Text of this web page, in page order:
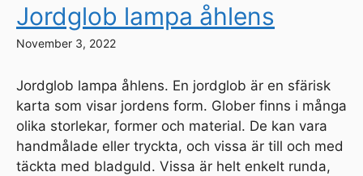
Jordglob lampa åhlens
November 3, 2022
Jordglob lampa åhlens. En jordglob är en sfärisk
karta som visar jordens form. Glober finns i många
olika storlekar, former och material. De kan vara
handmålade eller tryckta, och vissa är till och med
täckta med bladguld. Vissa är helt enkelt runda,